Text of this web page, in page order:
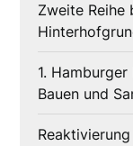
Zweite Reihe
1.
Bauen und